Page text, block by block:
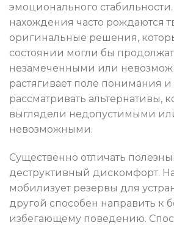
эмоционального
нахождения часто рождаются
оригинальные решения,
состоянии могли бы
незамеченными или
растягивает поле понимания
рассматривать альтернативы,
выглядели недопустимыми
невозможными.
Существенно отличать
деструктивный дискомфорт.
мобилизует резервы для
другой способен направить к
избегающему поведению.